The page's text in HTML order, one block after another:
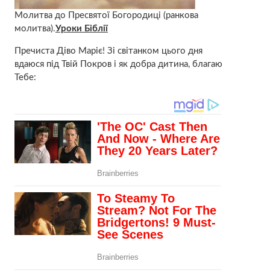
Молитва до Пресвятої Богородиці (ранкова
молитва).Уроки Біблії
Пречиста Діво Маріє! Зі світанком цього дня
вдаюся під Твій Покров і як добра дитина, благаю
Тебе: